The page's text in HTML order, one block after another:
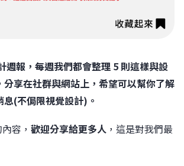
週報，每週我們都會整理 5 則這樣與設
分享在社群與網站上，希望可以幫你了解
(不侷限視覺設計)。
容， 歡迎分享給更多人 ，這是對我們最